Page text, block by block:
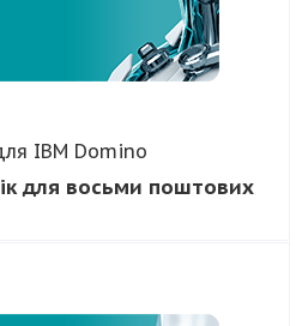
IBM Domino
для восьми поштових